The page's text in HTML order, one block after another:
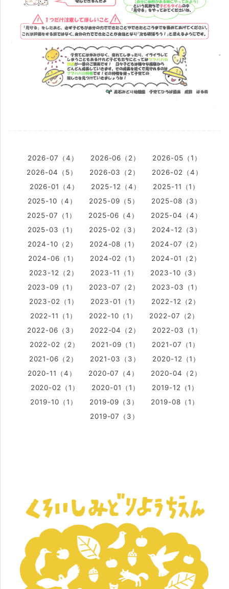
2026-07（4） 2026-06（2）
2026-05（1）
2026-04（5）
2026-03（2）
2026-02（4）
2026-01（4）
2025-12（4）
2025-11（1）
2025-10（4）
2025-09（5）
2025-08（3）
2025-07（1）
2025-06（4）
2025-04（4）
2025-03（1）
2025-02（3）
2024-12（3）
2024-10（2）
2024-08（1）
2024-07（2）
2024-06（1）
2024-02（1）
2024-01（2）
2023-12（2）
2023-11（1）
2023-10（3）
2023-09（1）
2023-07（2）
2023-03（1）
2023-02（1）
2023-01（1）
2022-12（2）
2022-11（1）
2022-10（1）
2022-07（2）
2022-06（3）
2022-04（2）
2022-03（1）
2022-02（2）
2021-09（1）
2021-07（1）
2021-06（2）
2021-03（3）
2020-12（1）
2020-11（4）
2020-07（4）
2020-04（2）
2020-02（1）
2020-01（1）
2019-12（1）
2019-10（1）
2019-09（3）
2019-08（1）
2019-07（3）